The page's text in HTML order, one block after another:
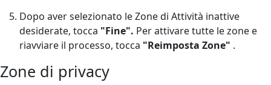
Dopo aver selezionato le Zone di Attività inattive
desiderate, tocca "Fine". Per attivare tutte le zone e
riavviare il processo, tocca "Reimposta Zone" .
Zone di privacy